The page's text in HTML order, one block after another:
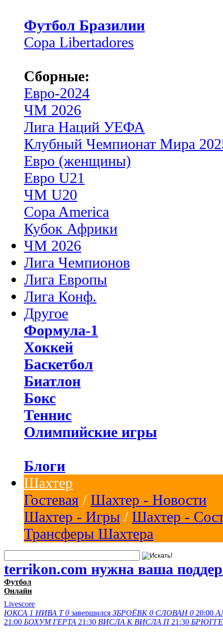
Футбол Бразилии
Copa Libertadores
Сборные:
Евро-2024
ЧМ 2026
Лига Наций УЕФА
Клубный Чемпионат Мира
Евро (женщины)
Евро U21
ЧМ U20
Copa America
Кубок Африки
ЧМ 2026
Лига Чемпионов
Лига Европы
Лига Конф.
Другое
Формула-1
Хоккей
Баскетбол
Биатлон
Бокс
Теннис
Олимпийские игры
Блоги
Шахтер
Гостевая / Шахтер - Новости
Шахтер - Игры / Шахтер -
Трансферы Шахтера
terrikon.com нужна ваша
Футбол
Онлайн
Livescore
ЮКСА 1 НИВА Т 0 завершился ЗБРОЁВК 0 СЛОВАН 0 20:00
21:00 БОХУМ ГЕРТА 21:30 ВИСЛА K ВИСЛА П 21:30 БРЮГГЕ